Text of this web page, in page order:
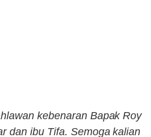
kebenaran Bapak Roy
dan ibu Tifa. Semoga kalian